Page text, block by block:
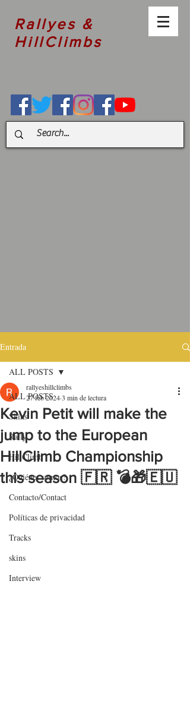
Rallyes &
HillClimbs
Entrada
ALL POSTS
Skins
Rally
HillClimb
¿Quiénes somos?
Contacto/Contact
Políticas de privacidad
Tracks
skins
Interview
ALL POSTS
Kevin Petit will make the
jump to the European
HillClimb Championship
this season 🇫🇷 💣🎁🇪🇺
rallyeshillclimbs
27 feb 20243 min de lectura